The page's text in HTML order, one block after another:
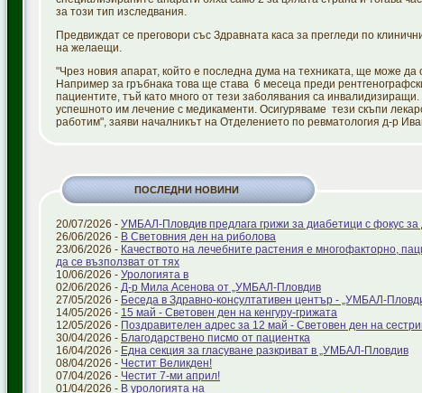
за този тип изследвания.
Предвиждат се преговори със Здравната каса за прегледи по
на желаещи.
"Чрез новия апарат, който е последна дума на техниката, ще може
Например за гръбнака това ще става 6 месеца преди
пациентите, тъй като много от тези заболявания са
успешното им лечение с медикаменти. Осигуряваме тези скъпи
работим", заяви началникът на Отделението по ревматология д-р
ПОСЛЕДНИ НОВИНИ
20/07/2026 - УМБАЛ-Пловдив предлага грижи за диабетици с фокус за
26/06/2026 - В Световния ден на риболова
23/06/2026 - Качеството на лечебните растения е многофакторно,
да се възползват от тях
10/06/2026 - Урологията в
02/06/2026 - Д-р Мила Асенова от „УМБАЛ-Пловдив
27/05/2026 - Беседа в Здравно-консултативен център - „УМБАЛ-
14/05/2026 - 15 май - Световен ден на кенгуру-грижата
12/05/2026 - Поздравителен адрес за 12 май - Световен ден на
30/04/2026 - Благодарствено писмо от пациентка
16/04/2026 - Една секция за гласуване разкриват в „УМБАЛ-Пловдив
08/04/2026 - Честит Великден!
07/04/2026 - Честит 7-ми април!
01/04/2026 - В урологията на